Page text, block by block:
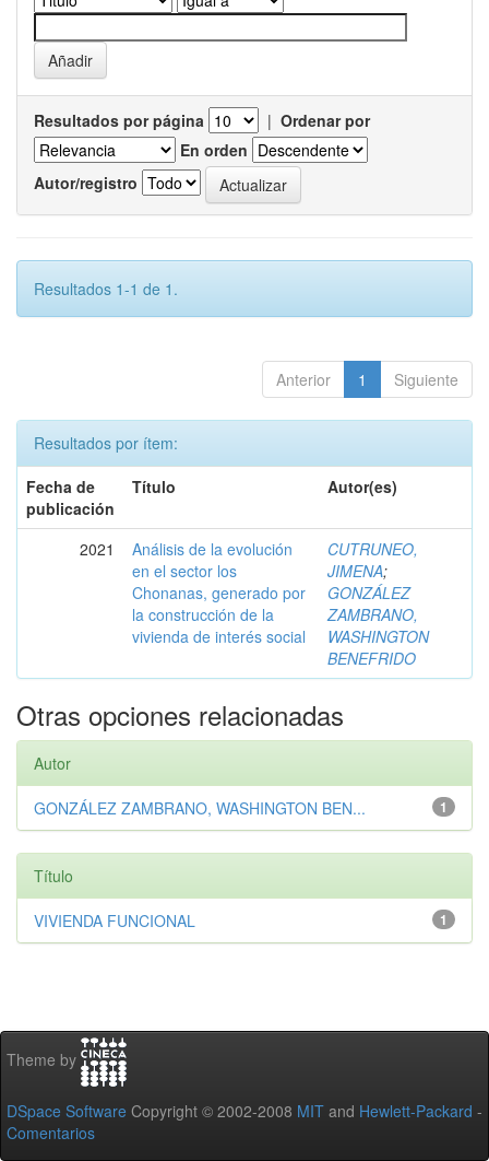
Resultados por página | Ordenar por
En orden
Autor/registro
Resultados 1-1 de 1.
Anterior 1 Siguiente
Resultados por ítem:
Fecha de
publicación
Título Autor(es)
2021
Análisis de la evolución
en el sector los
Chonanas, generado por
la construcción de la
vivienda de interés social
CUTRUNEO,
JIMENA;
GONZÁLEZ
ZAMBRANO,
WASHINGTON
BENEFRIDO
Otras opciones relacionadas
Autor
1
GONZÁLEZ ZAMBRANO, WASHINGTON BEN...
Título
1
VIVIENDA FUNCIONAL
Theme by
DSpace Software Copyright © 2002-2008 MIT and Hewlett-Packard -
Comentarios